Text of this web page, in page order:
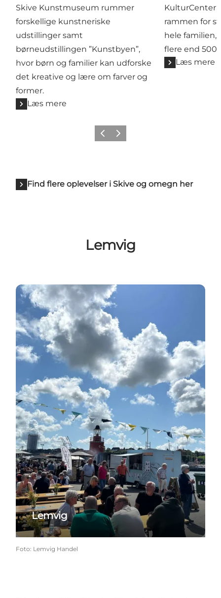
Skive Kunstmuseum rummer
forskellige kunstneriske
udstillinger samt
børneudstillingen ”Kunstbyen”,
hvor børn og familier kan udforske
det kreative og lære om farver og
former.
Læs mere
KulturCenter
rammen for
hele familien,
flere end
Læs mere
Forrige billede
Næste billede
Find flere oplevelser i Skive og omegn her
Lemvig
Lemvig
Foto: Lemvig Handel